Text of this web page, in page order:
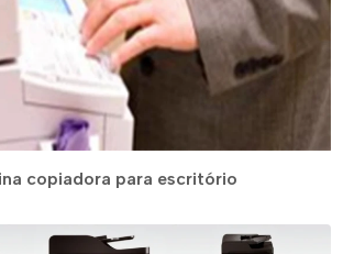
copiadora para escritório